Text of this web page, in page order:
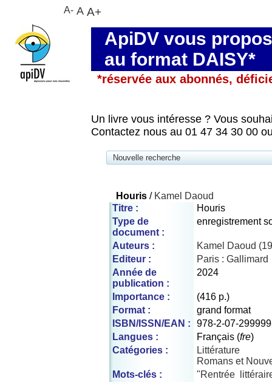
ApiDV vous
au format DAISY*
*réservée aux abonnés,
Un livre vous intéresse ? Vous
Contactez nous au 01 47 34 30 00
Nouvelle recherche
Houris / Kamel Daoud
Titre :
Houris
Type de
document :
enregistrement
Auteurs :
Kamel Daoud
Editeur :
Paris : Gallimard
Année de
publication :
2024
Importance :
(416 p.)
Format :
grand format
ISBN/ISSN/EAN :
978-2-07-
Langues :
Français (fre)
Catégories :
Littérature
Romans et
Mots-clés :
"Rentrée
A- A A+